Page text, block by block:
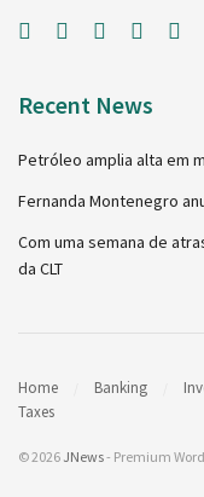
Recent News
Petróleo amplia alta em
Fernanda Montenegro
Com uma semana de
da CLT
Home Banking
Taxes
© 2026 JNews- Premium